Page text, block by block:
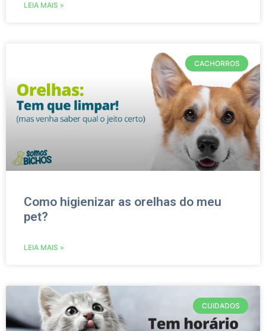
LEIA MAIS »
CACHORROS
Como higienizar as orelhas do meu
pet?
LEIA MAIS »
CUIDADOS